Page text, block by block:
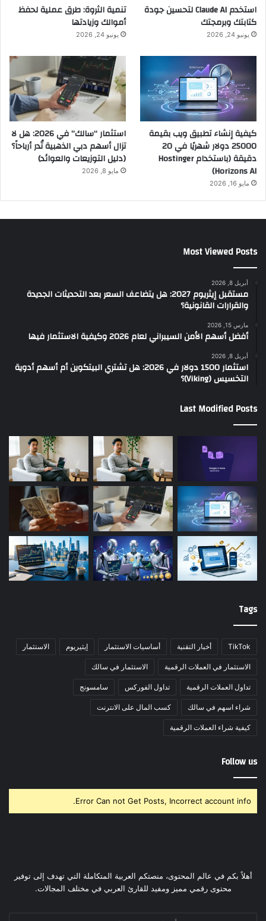
استخدم Claude AI لتحسين جودة
كتابتك وبرمجتك
يونيو 24, 2026
تنمية الثروة: طرق عملية لحفظ
أموالك وزيادتها
يونيو 24, 2026
كيفية إنشاء تطبيق ويب بقيمة
25000 دولار شهريًا في 20
دقيقة (باستخدام Hostinger
Horizons AI)
مايو 16, 2026
استثمار “سالك” في 2026: هل لا
تزال أسهم دبي الذهبية تُدر أرباحاً؟
(دليل التوزيعات والعوائد)
مايو 8, 2026
Most Viewed Posts
أبريل 8, 2026
مستقبل إيثريوم 2027: هل يتضاعف السعر بعد التحديثات الجديدة
والقرارات القانونية؟
مارس 15, 2026
أفضل أسهم الأمن السيبراني لعام 2026 وكيفية الاستثمار فيها
أبريل 8, 2026
استثمار 1500 دولار في 2026: هل تشتري البيتكوين أم أسهم أدوية
التخسيس (Viking)؟
Last Modified Posts
Tags
TikTok أخبار التقنية أساسيات الاستثمار إيثيريوم الاستثمار
الاستثمار في العملات الرقمية الاستثمار في سالك
تداول العملات الرقمية تداول الفوركس سامسونج
شراء اسهم في سالك كسب المال على الانترنت
كيفية شراء العملات الرقمية
Follow us
Error Can not Get Posts, Incorrect account info.
أهلاً بكم في عالم المحتوى، منصتكم العربية المتكاملة التي تهدف إلى توفير
محتوى رقمي مميز ومفيد للقارئ العربي في مختلف المجالات.